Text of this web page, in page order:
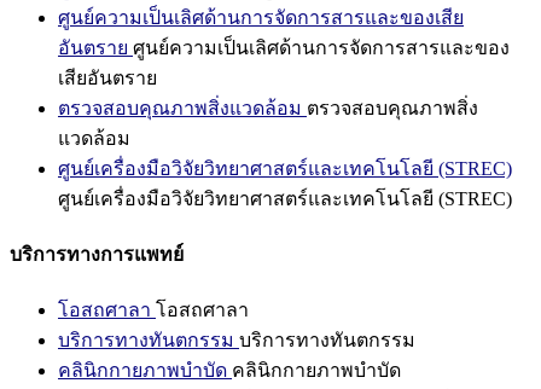
ศูนย์ความเป็นเลิศด้านการจัดการสารและของเสีย
อันตราย ศูนย์ความเป็นเลิศด้านการจัดการสารและของ
เสียอันตราย
ตรวจสอบคุณภาพสิ่งแวดล้อม ตรวจสอบคุณภาพสิ่ง
แวดล้อม
ศูนย์เครื่องมือวิจัยวิทยาศาสตร์และเทคโนโลยี (STREC)
ศูนย์เครื่องมือวิจัยวิทยาศาสตร์และเทคโนโลยี (STREC)
บริการทางการแพทย์
โอสถศาลา โอสถศาลา
บริการทางทันตกรรม บริการทางทันตกรรม
คลินิกกายภาพบำบัด คลินิกกายภาพบำบัด